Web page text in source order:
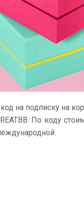
на подписку на
По коду